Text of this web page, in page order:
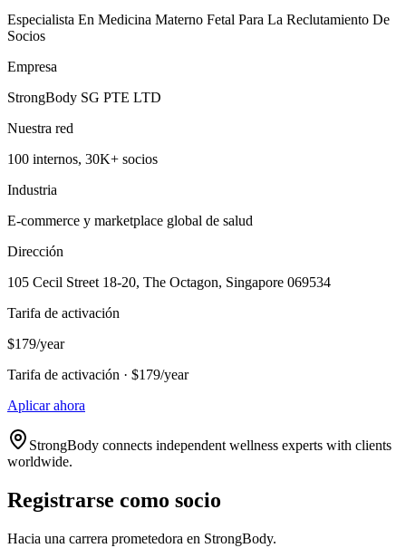
Especialista En Medicina Materno Fetal Para La Reclutamiento De
Socios
Empresa
StrongBody SG PTE LTD
Nuestra red
100 internos, 30K+ socios
Industria
E-commerce y marketplace global de salud
Dirección
105 Cecil Street 18-20, The Octagon, Singapore 069534
Tarifa de activación
$179/year
Tarifa de activación · $179/year
Aplicar ahora
StrongBody connects independent wellness experts with clients
worldwide.
Registrarse como socio
Hacia una carrera prometedora en StrongBody.